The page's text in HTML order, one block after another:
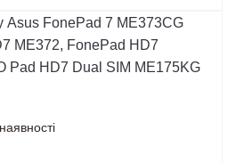
Asus FonePad 7 ME373CG
ME372, FonePad HD7
Pad HD7 Dual SIM ME175KG